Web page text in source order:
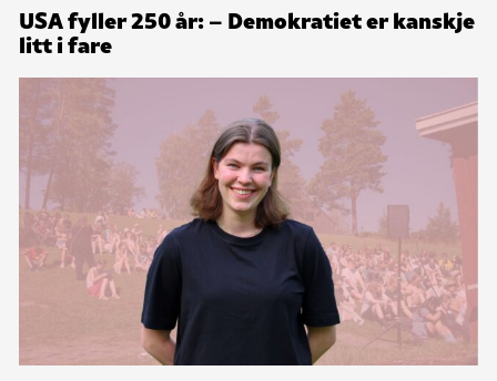
USA fyller 250 år: – Demokratiet er kanskje
litt i fare